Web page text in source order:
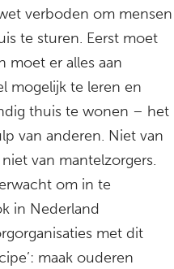
verboden om mensen
te sturen. Eerst moet
moet er alles aan
mogelijk te leren en
thuis te wonen – het
van anderen. Niet van
van mantelzorgers.
om in te
in Nederland
met dit
maak ouderen